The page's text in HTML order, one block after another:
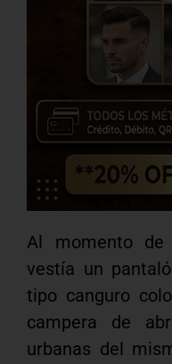
Al momento
vestía un
tipo canguro
campera de
urbanas del